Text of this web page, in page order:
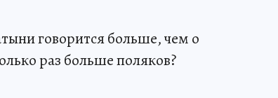
говорится больше, чем о
раз больше поляков?